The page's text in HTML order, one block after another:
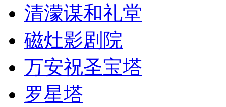
清濛谋和礼堂
磁灶影剧院
万安祝圣宝塔
罗星塔